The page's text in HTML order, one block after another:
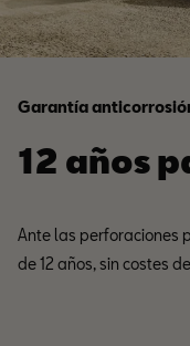
Garantía
12 años
Ante las perforaciones
de 12 años, sin costes